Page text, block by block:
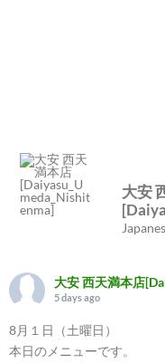
大安
大安 西天満本店
5 days ago
8月１日（土曜日）
本日のメニューです。